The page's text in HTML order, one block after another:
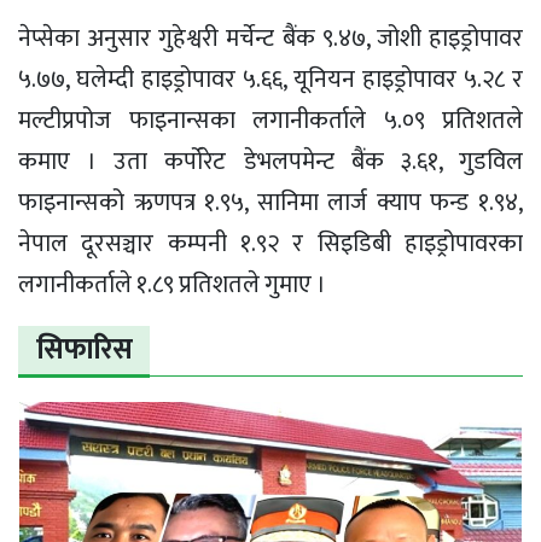
नेप्सेका अनुसार गुहेश्वरी मर्चेन्ट बैंक ९.४७, जोशी हाइड्रोपावर
५.७७, घलेम्दी हाइड्रोपावर ५.६६, यूनियन हाइड्रोपावर ५.२८ र
मल्टीप्रपोज फाइनान्सका लगानीकर्ताले ५.०९ प्रतिशतले
कमाए । उता कर्पोरेट डेभलपमेन्ट बैंक ३.६१, गुडविल
फाइनान्सको ऋणपत्र १.९५, सानिमा लार्ज क्याप फन्ड १.९४,
नेपाल दूरसञ्चार कम्पनी १.९२ र सिइडिबी हाइड्रोपावरका
लगानीकर्ताले १.८९ प्रतिशतले गुमाए ।
सिफारिस